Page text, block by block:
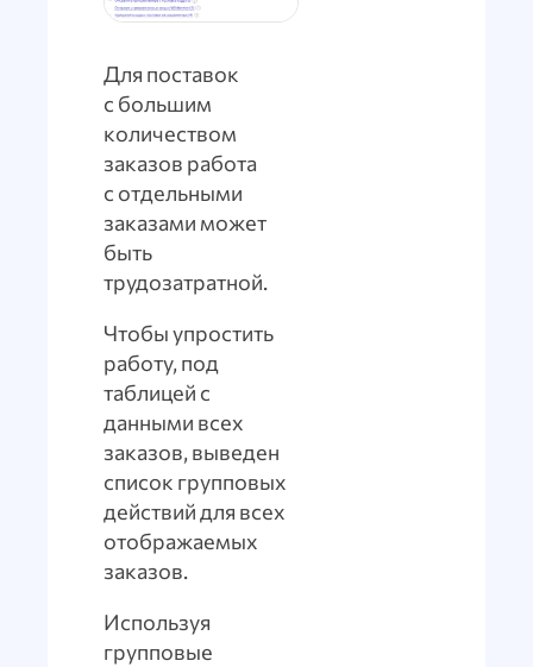
Для поставок
с большим
количеством
заказов работа
с отдельными
заказами может
быть
трудозатратной.
Чтобы упростить
работу, под
таблицей с
данными всех
заказов, выведен
список групповых
действий для всех
отображаемых
заказов.
Используя
групповые